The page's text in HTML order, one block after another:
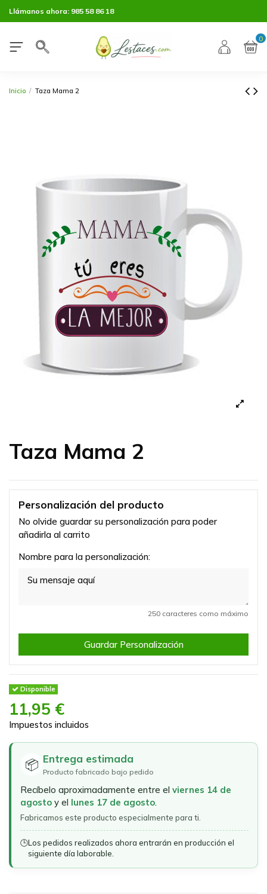
Llámanos ahora: 985 58 86 18
0
Inicio Taza Mama 2
Taza Mama 2
Personalización del producto
No olvide guardar su personalización para poder
añadirla al carrito
Nombre para la personalización:
250 caracteres como máximo
Guardar Personalización
Disponible
11,95 €
Impuestos incluidos
📦 Entrega estimada
Producto fabricado bajo pedido
Recíbelo aproximadamente entre el viernes 14 de
agosto y el lunes 17 de agosto.
Fabricamos este producto especialmente para ti.
🕒Los pedidos realizados ahora entrarán en producción el
siguiente día laborable.